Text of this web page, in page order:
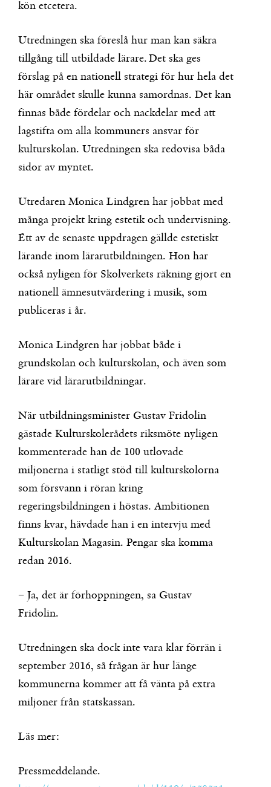
kön etcetera.
Utredningen ska föreslå hur man kan säkra
tillgång till utbildade lärare. Det ska ges
förslag på en nationell strategi för hur hela det
här området skulle kunna samordnas. Det kan
finnas både fördelar och nackdelar med att
lagstifta om alla kommuners ansvar för
kulturskolan. Utredningen ska redovisa båda
sidor av myntet.
Utredaren Monica Lindgren har jobbat med
många projekt kring estetik och undervisning.
Ett av de senaste uppdragen gällde estetiskt
lärande inom lärarutbildningen. Hon har
också nyligen för Skolverkets räkning gjort en
nationell ämnesutvärdering i musik, som
publiceras i år.
Monica Lindgren har jobbat både i
grundskolan och kulturskolan, och även som
lärare vid lärarutbildningar.
När utbildningsminister Gustav Fridolin
gästade Kulturskolerådets riksmöte nyligen
kommenterade han de 100 utlovade
miljonerna i statligt stöd till kulturskolorna
som försvann i röran kring
regeringsbildningen i höstas. Ambitionen
finns kvar, hävdade han i en intervju med
Kulturskolan Magasin. Pengar ska komma
redan 2016.
− Ja, det är förhoppningen, sa Gustav
Fridolin.
Utredningen ska dock inte vara klar förrän i
september 2016, så frågan är hur länge
kommunerna kommer att få vänta på extra
miljoner från statskassan.
Läs mer:
Pressmeddelande.